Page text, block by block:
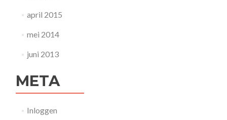
april 2015
mei 2014
juni 2013
META
Inloggen